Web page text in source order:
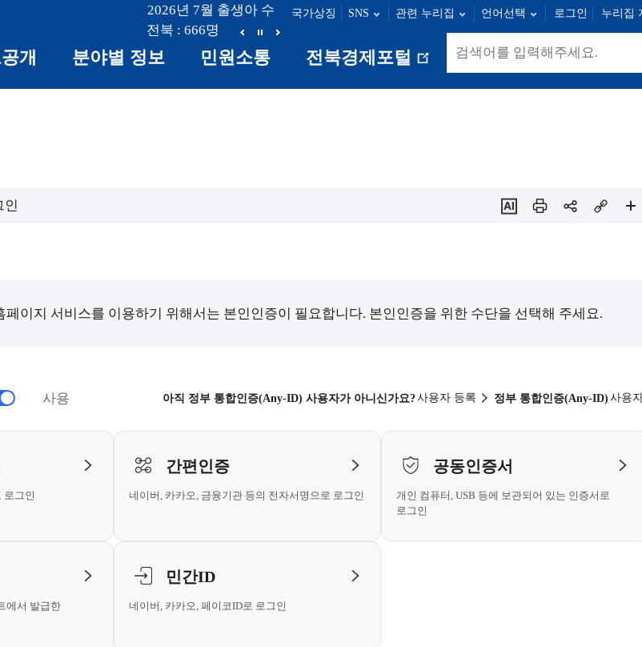
2026년 7월 출생아 수
전북 : 666명 전주 : 249명 익산 : 100명 정읍 : 23명
이 정
지
국가상징 SNS 관련 누리집 언어선택 로그인 누리집
개 분야별 정보 민원소통
전북경제포털
인
페이지 서비스를 이용하기 위해서는 본인인증이 필요합니다. 본인인증을 위한 수단을 선택해 주세요.
사용 아직 정부 통합인증(Any-ID) 사용자가 아니신가요?사용자 등록 정부 통합인증(Any-ID) 사용
로그인
간편인증
네이버, 카카오, 금융기관 등의 전자서명으로 로그인
공동인증서
개인 컴퓨터, USB 등에 보관되어 있는 인증서로
로그인
에서 발급한
민간ID
네이버, 카카오, 페이코ID로 로그인